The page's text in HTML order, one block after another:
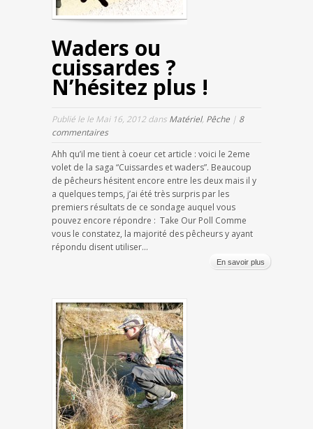
Waders ou
cuissardes ?
N’hésitez plus !
Publié le le Mai 16, 2012 dans Matériel, Pêche | 8
commentaires
Ahh qu’il me tient à coeur cet article : voici le 2eme
volet de la saga “Cuissardes et waders”. Beaucoup
de pêcheurs hésitent encore entre les deux mais il y
a quelques temps, j’ai été très surpris par les
premiers résultats de ce sondage auquel vous
pouvez encore répondre : Take Our Poll Comme
vous le constatez, la majorité des pêcheurs y ayant
répondu disent utiliser...
En savoir plus